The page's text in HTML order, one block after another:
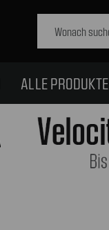
ALLE PRODUKTE